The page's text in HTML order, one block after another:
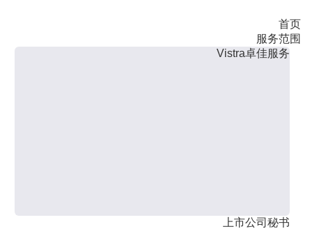
首页
服务范围
Vistra卓佳服务
上市公司秘书